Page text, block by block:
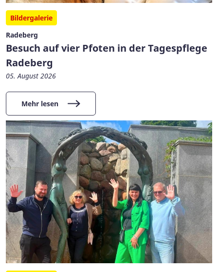
Bildergalerie
Radeberg
Besuch auf vier Pfoten in der Tagespflege
Radeberg
05. August 2026
Mehr lesen